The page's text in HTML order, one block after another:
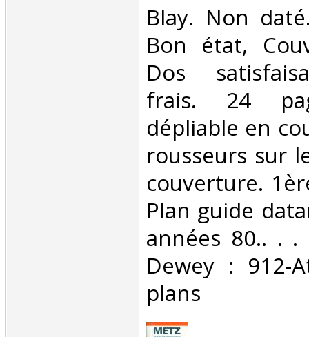
‎Blay. Non
Bon état,
Dos
frais. 24
dépliable en
rousseurs sur
couverture.
Plan guide
années 80.. . .
Dewey : 912-
plans‎